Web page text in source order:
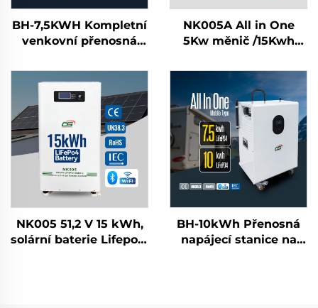
BH-7,5KWH Kompletní
venkovní přenosná
ukládání energie s
baterií a solárním
měničem
NK005A All in One
5Kw měnič /15Kwh
systém domácí
systém ukládání
energie
NK005 51,2 V 15 kWh,
solární baterie Lifepo4,
BH-10kWh Přenosná
napájecí stanice na